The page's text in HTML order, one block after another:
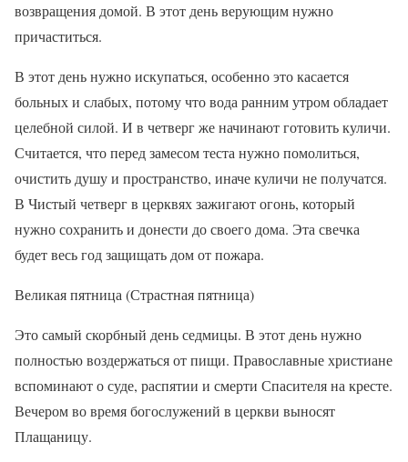
возвращения домой. В этот день верующим нужно
причаститься.
В этот день нужно искупаться, особенно это касается
больных и слабых, потому что вода ранним утром обладает
целебной силой. И в четверг же начинают готовить куличи.
Считается, что перед замесом теста нужно помолиться,
очистить душу и пространство, иначе куличи не получатся.
В Чистый четверг в церквях зажигают огонь, который
нужно сохранить и донести до своего дома. Эта свечка
будет весь год защищать дом от пожара.
Великая пятница (Страстная пятница)
Это самый скорбный день седмицы. В этот день нужно
полностью воздержаться от пищи. Православные христиане
вспоминают о суде, распятии и смерти Спасителя на кресте.
Вечером во время богослужений в церкви выносят
Плащаницу.